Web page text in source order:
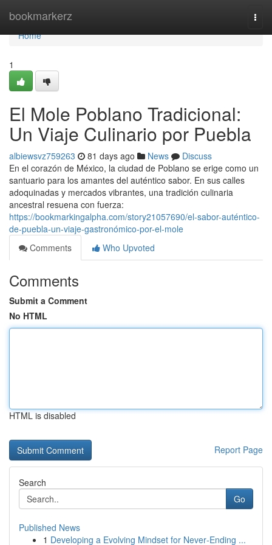
bookmarkerz
Home
Home
1
El Mole Poblano Tradicional:
Un Viaje Culinario por Puebla
albiewsvz759263 81 days ago News
Discuss
En el corazón de México, la ciudad de Poblano se erige como un
santuario para los amantes del auténtico sabor. En sus calles
adoquinadas y mercados vibrantes, una tradición culinaria
ancestral resuena con fuerza:
https://bookmarkingalpha.com/story21057690/el-sabor-auténtico-
de-puebla-un-viaje-gastronómico-por-el-mole
Comments
Who Upvoted
Comments
Submit a Comment
No HTML
HTML is disabled
Report Page
Search
Go
Published News
1 Developing a Evolving Mindset for Never‑Ending ...